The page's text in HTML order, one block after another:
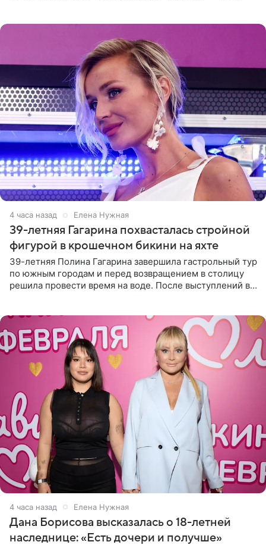
4 часа назад Елена Нужная
39-летняя Гагарина похвасталась стройной
фигурой в крошечном бикини на яхте
39-летняя Полина Гагарина завершила гастрольный тур
по южным городам и перед возвращением в столицу
решила провести время на воде. После выступлений в
4 часа назад Елена Нужная
Дана Борисова высказалась о 18-летней
наследнице: «Есть дочери и получше»